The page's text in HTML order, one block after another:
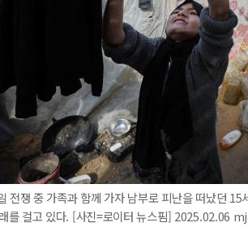
전쟁 중 가족과 함께 가자 남부로 피난을 떠났던
를 걸고 있다. [사진=로이터 뉴스핌] 2025.02.06